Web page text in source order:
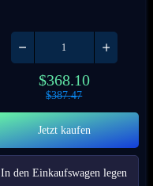
$368.10
$387.47
Jetzt kaufen
In den Einkaufswagen legen